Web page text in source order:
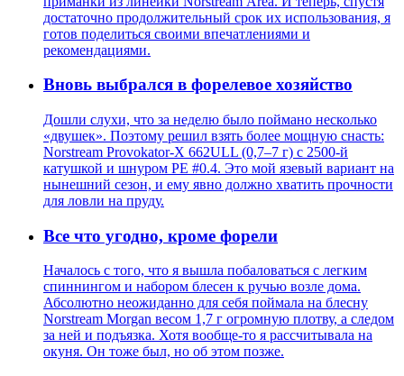
достаточно продолжительный срок их использования, я
готов поделиться своими впечатлениями и
рекомендациями.
Вновь выбрался в форелевое хозяйство
Дошли слухи, что за неделю было поймано несколько
«двушек». Поэтому решил взять более мощную снасть:
Norstream Provokator-X 662ULL (0,7–7 г) с 2500-й
катушкой и шнуром PE #0.4. Это мой язевый вариант на
нынешний сезон, и ему явно должно хватить прочности
для ловли на пруду.
Все что угодно, кроме форели
Началось с того, что я вышла побаловаться с легким
спиннингом и набором блесен к ручью возле дома.
Абсолютно неожиданно для себя поймала на блесну
Norstream Morgan весом 1,7 г огромную плотву, а следом
за ней и подъязка. Хотя вообще-то я рассчитывала на
окуня. Он тоже был, но об этом позже.